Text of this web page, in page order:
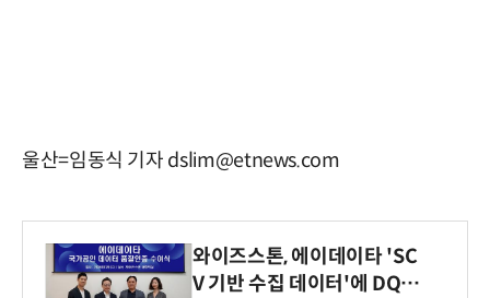
울산=임동식 기자 dslim@etnews.com
와이즈스톤, 에이데이타 'SC
V 기반 수집 데이터'에 DQ인